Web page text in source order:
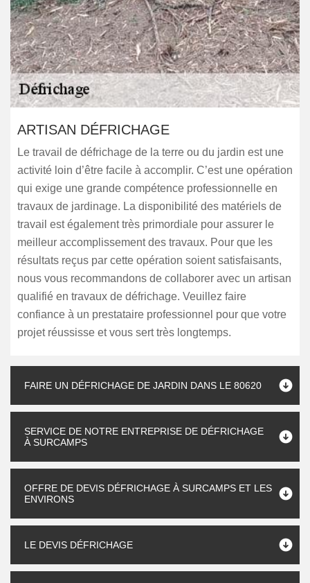
ARTISAN DÉFRICHAGE
Le travail de défrichage de la terre ou du jardin est une
activité loin d’être facile à accomplir. C’est une opération
qui exige une grande compétence professionnelle en
travaux de jardinage. La disponibilité des matériels de
travail est également très primordiale pour assurer le
meilleur accomplissement des travaux. Pour que les
résultats reçus par cette opération soient satisfaisants,
nous vous recommandons de collaborer avec un artisan
qualifié en travaux de défrichage. Veuillez faire
confiance à un prestataire professionnel pour que votre
projet réussisse et vous sert très longtemps.
FAIRE UN DÉFRICHAGE DE JARDIN DANS LE 80620
SERVICE DE NOTRE ENTREPRISE DE DÉFRICHAGE
À SURCAMPS
OFFRE DE DEVIS DÉFRICHAGE À SURCAMPS ET LES
ENVIRONS
LE DEVIS DÉFRICHAGE